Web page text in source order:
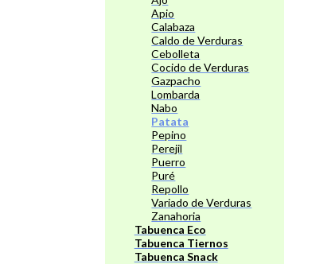
Apio
Calabaza
Caldo de Verduras
Cebolleta
Cocido de Verduras
Gazpacho
Lombarda
Nabo
Patata
Pepino
Perejil
Puerro
Puré
Repollo
Variado de Verduras
Zanahoria
Tabuenca Eco
Tabuenca Tiernos
Tabuenca Snack